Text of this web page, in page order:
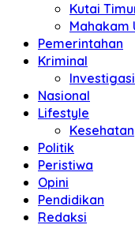
Kutai
Mahakam
Pemerintahan
Kriminal
Investigasi
Nasional
Lifestyle
Kesehatan
Politik
Peristiwa
Opini
Pendidikan
Redaksi